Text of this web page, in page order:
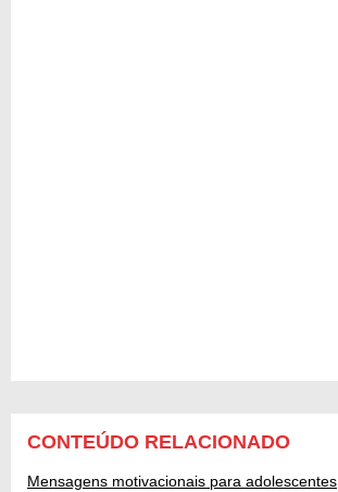
CONTEÚDO RELACIONADO
Mensagens motivacionais para adolescentes